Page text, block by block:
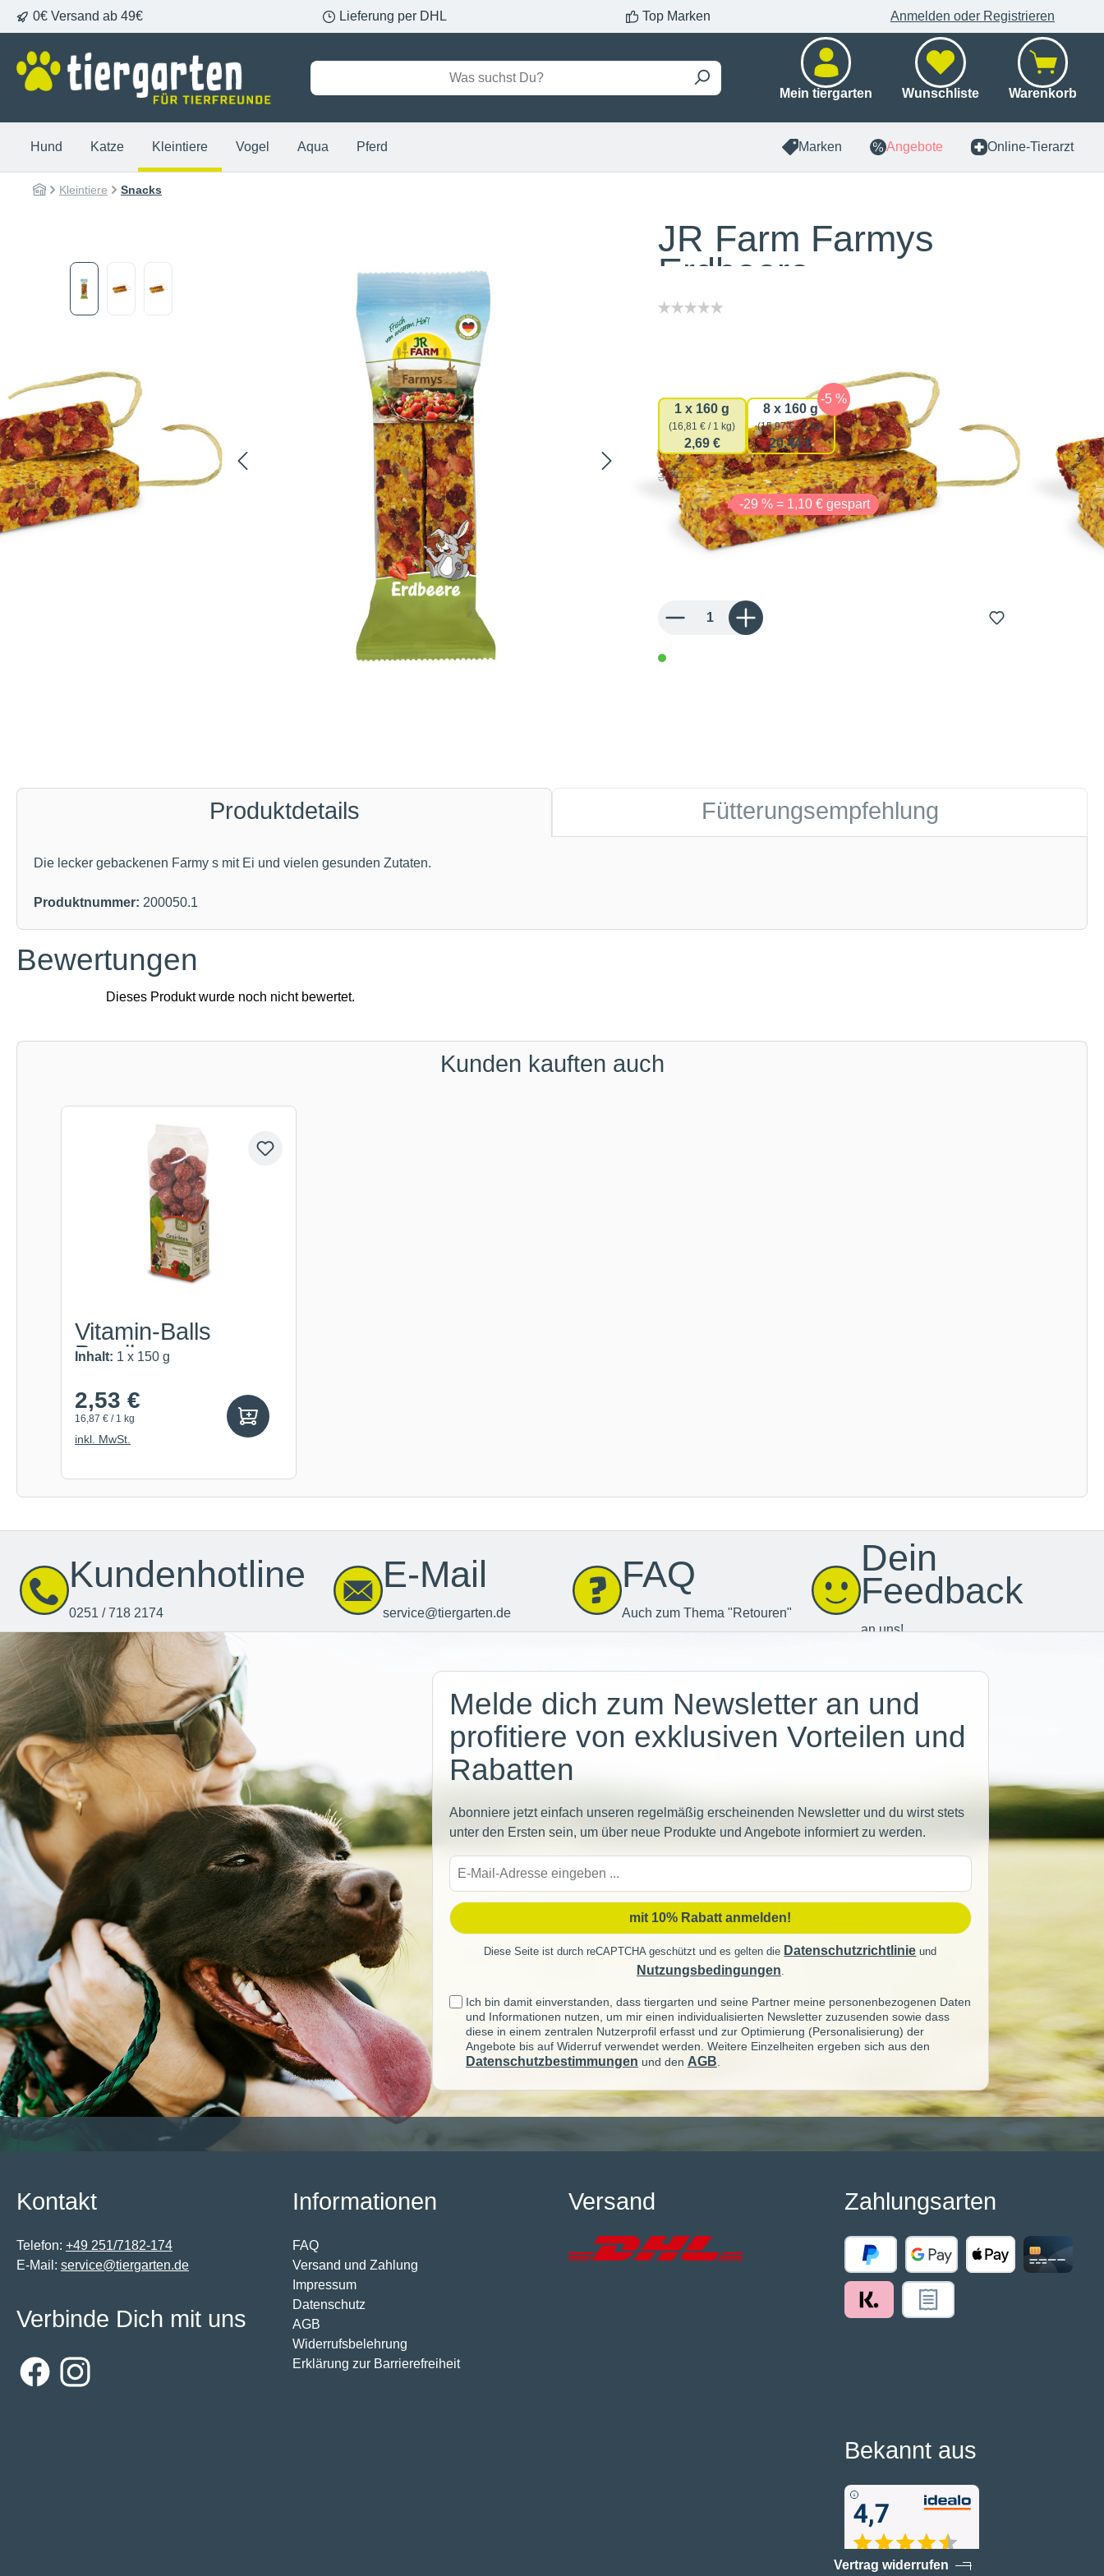
Zur Hauptnavigation springen
0€ Versand ab 49€ Lieferung per DHL Top Marken Anmelden oder Registrieren
Mein tiergarten Wunschliste Warenkorb
Hund Katze Kleintiere Vogel Aqua Pferd Marken Angebote Online-Tierarzt
Kleintiere Snacks
JR Farm Farmys
Erdbeere
auswählen
1 x 160 g
(16,81 € / 1 kg)
2,69 €
8 x 160 g
(15,97 € / 1 kg)
20,44 €
3,79 €
2,69 € -29 % = 1,10 € gespart
16,81 € / 1 kg
inkl. MwSt.
Produkt Anzahl: Gib den gewünschten Wert ein oder benutze die Schaltflächen um die Anzahl zu
Produktdetails Fütterungsempfehlung
Die lecker gebackenen Farmy s mit Ei und vielen gesunden Zutaten.
Produktnummer: 200050.1
Bewertungen
Kunden kauften auch
Produktgalerie überspringen
Vitamin-Balls
Paprika
Inhalt: 1 x 150 g
2,53 €
16,87 € / 1 kg
inkl. MwSt.
Kundenhotline
0251 / 718 2174
E-Mail
service@tiergarten.de
FAQ
Auch zum Thema "Retouren"
Dein
Feedback
an uns!
Melde dich zum Newsletter an und
profitiere von exklusiven Vorteilen und
Rabatten
Abonniere jetzt einfach unseren regelmäßig erscheinenden Newsletter und du wirst stets
unter den Ersten sein, um über neue Produkte und Angebote informiert zu werden.
Adresse
mit 10% Rabatt anmelden!
Diese Seite ist durch reCAPTCHA geschützt und es gelten die Datenschutzrichtlinie und
Nutzungsbedingungen.
Ich bin damit einverstanden, dass tiergarten und seine Partner meine personenbezogenen Daten
und Informationen nutzen, um mir einen individualisierten Newsletter zuzusenden sowie dass
diese in einem zentralen Nutzerprofil erfasst und zur Optimierung (Personalisierung) der
Angebote bis auf Widerruf verwendet werden. Weitere Einzelheiten ergeben sich aus den
Datenschutzbestimmungen und den AGB
Kontakt
Telefon: +49 251/7182-174
E-Mail: service@tiergarten.de
Informationen
FAQ
Versand und Zahlung
Impressum
Datenschutz
AGB
Widerrufsbelehrung
Erklärung zur Barrierefreiheit
Versand Zahlungsarten
Verbinde Dich mit uns
FacebookInstagram
Bekannt aus
Vertrag widerrufen